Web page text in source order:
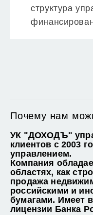
структура
Почему нам
УК "ДОХОДЪ"
клиентов с 2003
управлением.
Компания
областях, как
продажа
российскими и
бумагами. Имеет
лицензии Банка